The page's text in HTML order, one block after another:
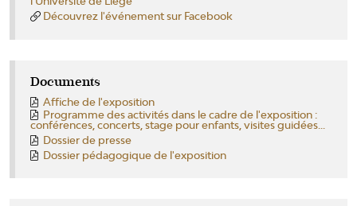
Découvrez l'événement sur Facebook
Documents
Affiche de l'exposition
Programme des activités dans le cadre de l'exposition :
conférences, concerts, stage pour enfants, visites guidées...
Dossier de presse
Dossier pédagogique de l'exposition